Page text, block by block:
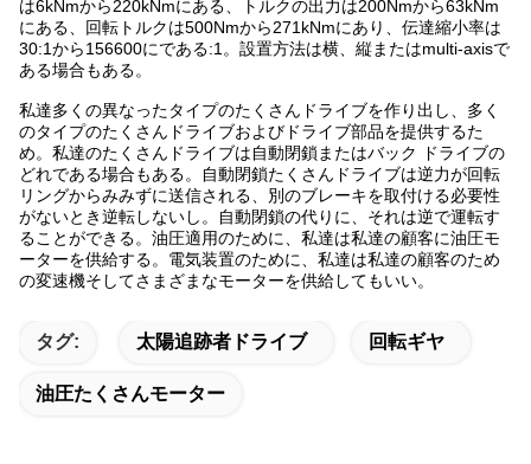
は6kNmから220kNmにある、トルクの出力は200Nmから63kNm
にある、回転トルクは500Nmから271kNmにあり、伝達縮小率は
30:1から156600にである:1。設置方法は横、縦またはmulti-axisで
ある場合もある。
私達多くの異なったタイプのたくさんドライブを作り出し、多く
のタイプのたくさんドライブおよびドライブ部品を提供するた
め。私達のたくさんドライブは自動閉鎖またはバック ドライブの
どれである場合もある。自動閉鎖たくさんドライブは逆力が回転
リングからみみずに送信される、別のブレーキを取付ける必要性
がないとき逆転しないし。自動閉鎖の代りに、それは逆で運転す
ることができる。油圧適用のために、私達は私達の顧客に油圧モ
ーターを供給する。電気装置のために、私達は私達の顧客のため
の変速機そしてさまざまなモーターを供給してもいい。
タグ: 太陽追跡者ドライブ 回転ギヤ
油圧たくさんモーター